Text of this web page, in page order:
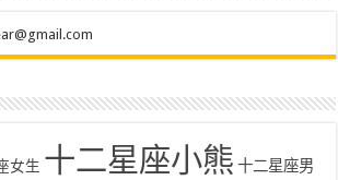
女生 十二星座小熊 十二星座男